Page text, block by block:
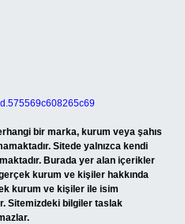
bir marka, kurum veya şahıs
Sitede yalnızca kendi
Burada yer alan içerikler
kurum ve kişiler hakkında
kurum ve kişiler ile isim
Sitemizdeki bilgiler taslak